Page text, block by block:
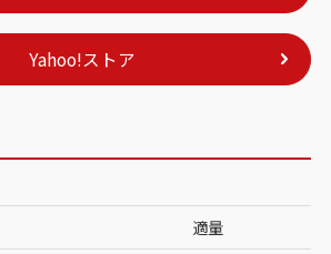
Yahoo!ストア
適量